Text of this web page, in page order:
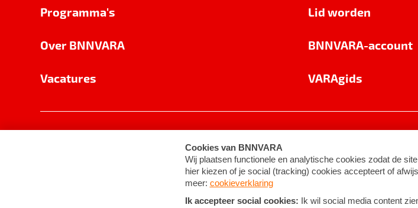
Programma's
Over BNNVARA
Vacatures
Lid worden
BNNVARA-account
VARAgids
Cookie-instellingen Algemene voorwaarden ©2026BNNVARA